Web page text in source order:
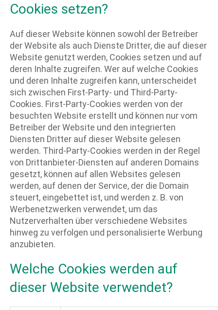
Cookies setzen?
Auf dieser Website können sowohl der Betreiber
der Website als auch Dienste Dritter, die auf dieser
Website genutzt werden, Cookies setzen und auf
deren Inhalte zugreifen. Wer auf welche Cookies
und deren Inhalte zugreifen kann, unterscheidet
sich zwischen First-Party- und Third-Party-
Cookies. First-Party-Cookies werden von der
besuchten Website erstellt und können nur vom
Betreiber der Website und den integrierten
Diensten Dritter auf dieser Website gelesen
werden. Third-Party-Cookies werden in der Regel
von Drittanbieter-Diensten auf anderen Domains
gesetzt, können auf allen Websites gelesen
werden, auf denen der Service, der die Domain
steuert, eingebettet ist, und werden z. B. von
Werbenetzwerken verwendet, um das
Nutzerverhalten über verschiedene Websites
hinweg zu verfolgen und personalisierte Werbung
anzubieten.
Welche Cookies werden auf
dieser Website verwendet?